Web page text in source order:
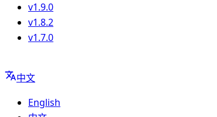
v1.9.0
v1.8.2
v1.7.0
中文
English